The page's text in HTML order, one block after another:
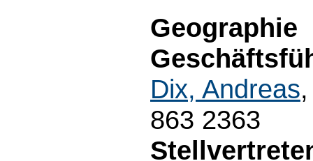
Geographie
Dix, Andreas
863 2363